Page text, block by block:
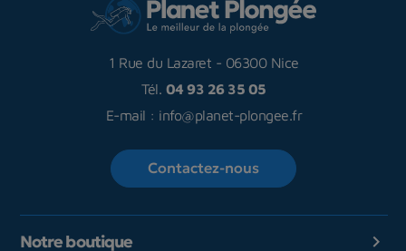
1 Rue du Lazaret - 06300 Nice
Tél. 04 93 26 35 05
E-mail : info@planet-plongee.fr
Contactez-nous
Notre boutique 